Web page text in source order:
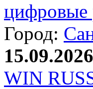
цифровые
Город:
WIN